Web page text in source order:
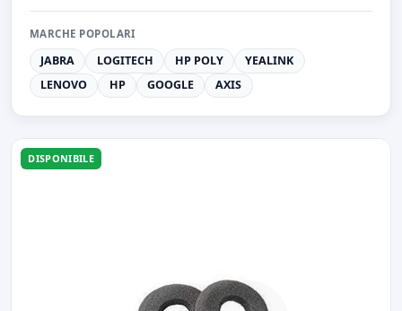
MARCHE POPOLARI
JABRA LOGITECH HP POLY
YEALINK
LENOVO
HP GOOGLE AXIS
DISPONIBILE